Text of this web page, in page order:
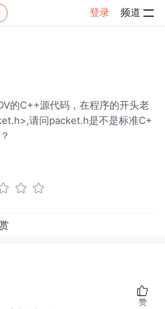
登录 频道
的C++源代码，在程序的开头老
请问packet.h是不是标准C+
赞